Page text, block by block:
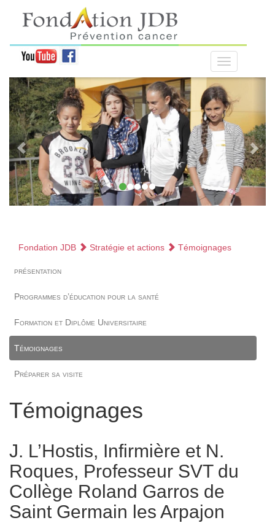
Fondation JDB Stratégie et actions Témoignages
présentation
Programmes d’éducation pour la santé
Formation et Diplôme Universitaire
Témoignages
Préparer sa visite
Témoignages
J. L’Hostis, Infirmière et N.
Roques, Professeur SVT du
Collège Roland Garros de
Saint Germain les Arpajon